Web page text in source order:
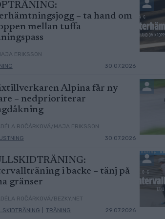
– ta hand om
mellan tuffa
ERIKSSON
30.07.2026
Alpina får ny
– nedprioriterar
ROČÁRKOVÁ/MAJA ERIKSSON
30.07.2026
i backe – tänj på
gränser
ROČÁRKOVÁ/BEZKY.NET
TRÄNING 29.07.2026